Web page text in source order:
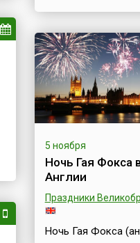
Musica e Arte
событие поистине
необыкновенное и
известное во всем
которое
проходит осенью в
итальянской
длится примерно
неделю.Рим –
город с
историей,
памятников
искусства и
фестиваль
желающим п...
5 ноября
Ночь Гая Фокса
Англии
Праздники
Ночь Гая Фокса